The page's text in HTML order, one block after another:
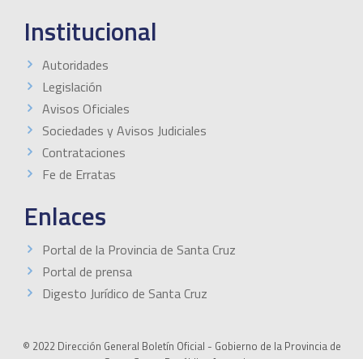
Institucional
Autoridades
Legislación
Avisos Oficiales
Sociedades y Avisos Judiciales
Contrataciones
Fe de Erratas
Enlaces
Portal de la Provincia de Santa Cruz
Portal de prensa
Digesto Jurídico de Santa Cruz
© 2022 Dirección General Boletín Oficial - Gobierno de la Provincia de